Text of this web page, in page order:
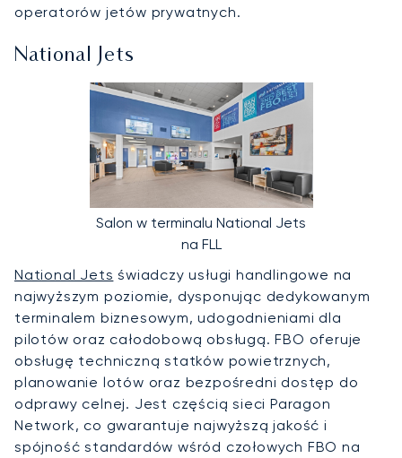
operatorów jetów prywatnych.
National Jets
Salon w terminalu National Jets
na FLL
National Jets świadczy usługi handlingowe na
najwyższym poziomie, dysponując dedykowanym
terminalem biznesowym, udogodnieniami dla
pilotów oraz całodobową obsługą. FBO oferuje
obsługę techniczną statków powietrznych,
planowanie lotów oraz bezpośredni dostęp do
odprawy celnej. Jest częścią sieci Paragon
Network, co gwarantuje najwyższą jakość i
spójność standardów wśród czołowych FBO na